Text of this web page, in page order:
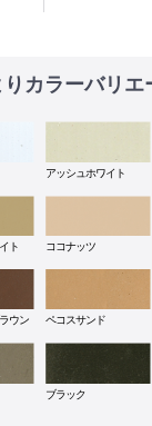
カラーバリエ
アッシュホワイト
ト ココナッツ
ウン ペコスサンド
ブラック